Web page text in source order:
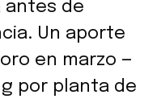
antes de
Un aporte
en marzo —
por planta de